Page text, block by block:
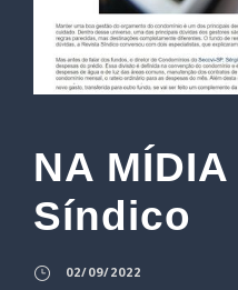
NA
Síndico
02/09/2022